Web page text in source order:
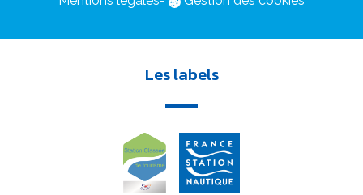
Les labels